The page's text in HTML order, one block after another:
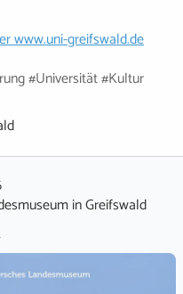
www.uni-greifswald.de
#Universität #Kultur
inGreifswald